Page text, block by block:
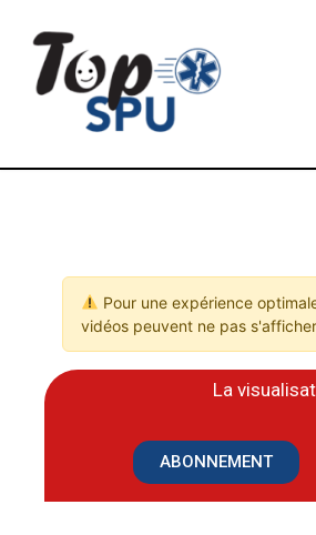
Pour une expérience
vidéos peuvent ne pas
La
ABONNEMENT